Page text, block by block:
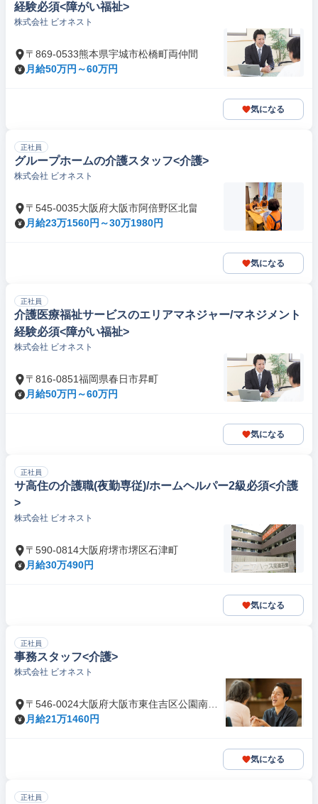
経験必須<障がい福祉>
株式会社 ビオネスト
〒869-0533熊本県宇城市松橋町両仲間
月給50万円～60万円
気になる
正社員
グループホームの介護スタッフ<介護>
株式会社 ビオネスト
〒545-0035大阪府大阪市阿倍野区北畠
月給23万1560円～30万1980円
気になる
正社員
介護医療福祉サービスのエリアマネジャー/マネジメント
経験必須<障がい福祉>
株式会社 ビオネスト
〒816-0851福岡県春日市昇町
月給50万円～60万円
気になる
正社員
サ高住の介護職(夜勤専従)/ホームヘルパー2級必須<介護
>
株式会社 ビオネスト
〒590-0814大阪府堺市堺区石津町
月給30万490円
気になる
正社員
事務スタッフ<介護>
株式会社 ビオネスト
〒546-0024大阪府大阪市東住吉区公園南矢
田
月給21万1460円
気になる
正社員